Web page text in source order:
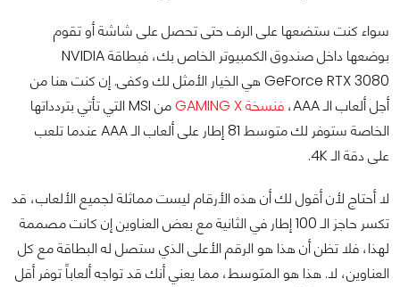
سواء كنت ستضعها على الرف حتى تحصل على شاشة أو تقوم
بوضعها داخل صندوق الكمبيوتر الخاص بك، فبطاقة NVIDIA
GeForce RTX 3080 هي الخيار الأمثل لك وكفى. إن كنت هنا من
أجل ألعاب الـ AAA،
فنسخة GAMING X
من MSI التي تأتي بتردداتها
الخاصة ستوفر لك متوسط 81 إطار على ألعاب الـ AAA عندما تلعب
على دقة الـ 4K.
لا أحتاج لأن أقول لك أن هذه الأرقام ليست مماثلة لجميع الألعاب، قد
تكسر حاجز الـ 100 إطار في الثانية مع بعض العناوين إن كانت مصممة
لهذا، فلا تظن أن هذا هو الرقم الأعلى الذي ستصل له البطاقة مع كل
العناوين، لا. هذا هو المتوسط، مما يعني أنك قد تواجه ألعاباً توفر أقل